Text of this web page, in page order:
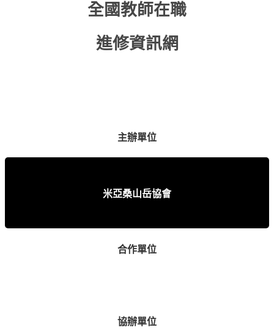
全國教師在職
進修資訊網
主辦單位
米亞桑山岳協會
合作單位
協辦單位